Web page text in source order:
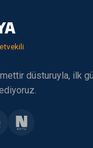
düsturuyla, ilk